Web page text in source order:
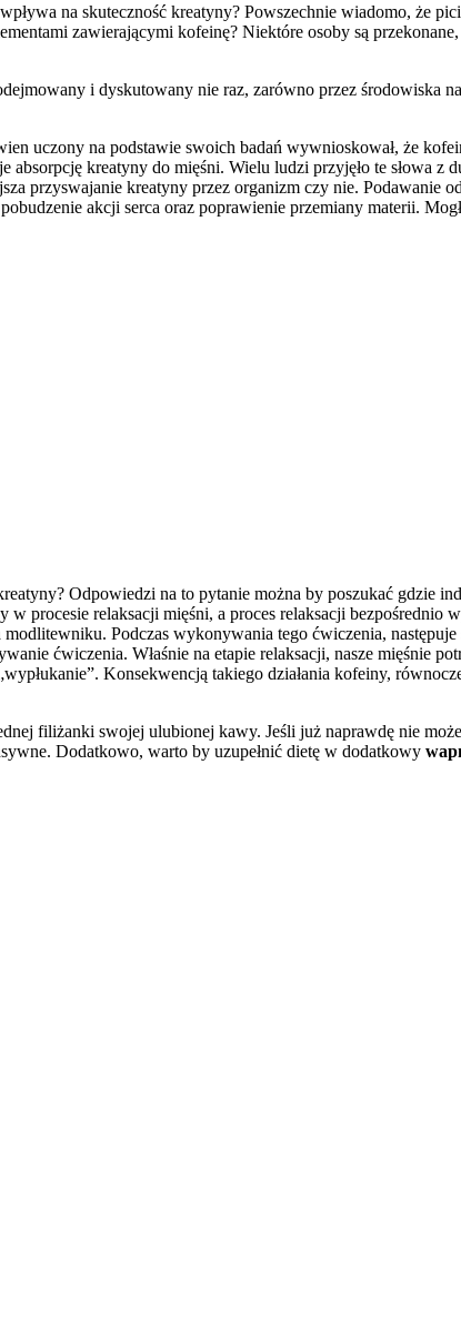
na skuteczność kreatyny? Powszechnie wiadomo, że
zawierającymi kofeinę? Niektóre osoby są
i dyskutowany nie raz, zarówno przez środowiska
uczony na podstawie swoich badań wywnioskował, że
kreatyny do mięśni. Wielu ludzi przyjęło te słowa
przyswajanie kreatyny przez organizm czy nie.
akcji serca oraz poprawienie przemiany materii.
Odpowiedzi na to pytanie można by poszukać gdzie
procesie relaksacji mięśni, a proces relaksacji bezpośrednio
Podczas wykonywania tego ćwiczenia,
ćwiczenia. Właśnie na etapie relaksacji, nasze mięśnie
Konsekwencją takiego działania kofeiny,
filiżanki swojej ulubionej kawy. Jeśli już naprawdę nie
Dodatkowo, warto by uzupełnić dietę w dodatkowy